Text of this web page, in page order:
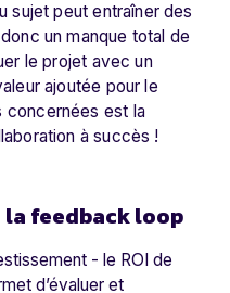
sujet peut entraîner des
un manque total de
le projet avec un
ajoutée pour le
concernées est la
à succès !
la feedback loop
- le ROI de
d’évaluer et